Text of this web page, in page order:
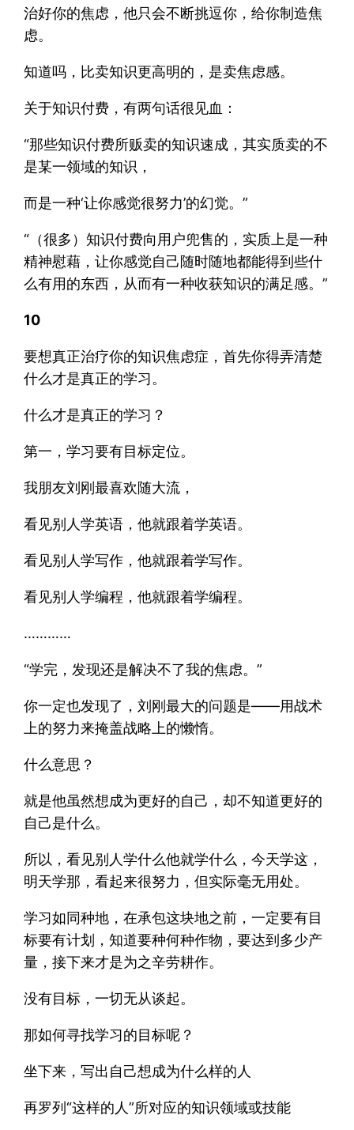
治好你的焦虑，他只会不断挑逗你，给你制造焦
虑。
知道吗，比卖知识更高明的，是卖焦虑感。
关于知识付费，有两句话很见血：
“那些知识付费所贩卖的知识速成，其实质卖的不
是某一领域的知识，
而是一种‘让你感觉很努力’的幻觉。”
“（很多）知识付费向用户兜售的，实质上是一种
精神慰藉，让你感觉自己随时随地都能得到些什
么有用的东西，从而有一种收获知识的满足感。”
10
要想真正治疗你的知识焦虑症，首先你得弄清楚
什么才是真正的学习。
什么才是真正的学习？
第一，学习要有目标定位。
我朋友刘刚最喜欢随大流，
看见别人学英语，他就跟着学英语。
看见别人学写作，他就跟着学写作。
看见别人学编程，他就跟着学编程。
…………
“学完，发现还是解决不了我的焦虑。”
你一定也发现了，刘刚最大的问题是——用战术
上的努力来掩盖战略上的懒惰。
什么意思？
就是他虽然想成为更好的自己，却不知道更好的
自己是什么。
所以，看见别人学什么他就学什么，今天学这，
明天学那，看起来很努力，但实际毫无用处。
学习如同种地，在承包这块地之前，一定要有目
标要有计划，知道要种何种作物，要达到多少产
量，接下来才是为之辛劳耕作。
没有目标，一切无从谈起。
那如何寻找学习的目标呢？
坐下来，写出自己想成为什么样的人
再罗列“这样的人”所对应的知识领域或技能